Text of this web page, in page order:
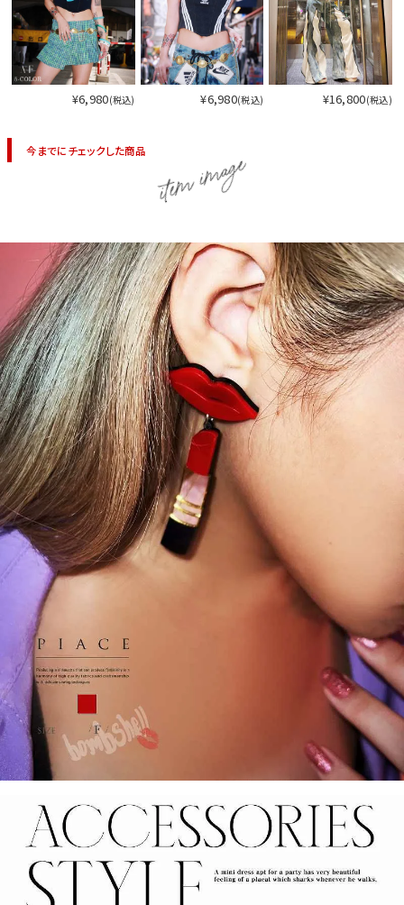
¥6,980(税込) ¥6,980(税込) ¥16,800(税込)
今までにチェックした商品 item image